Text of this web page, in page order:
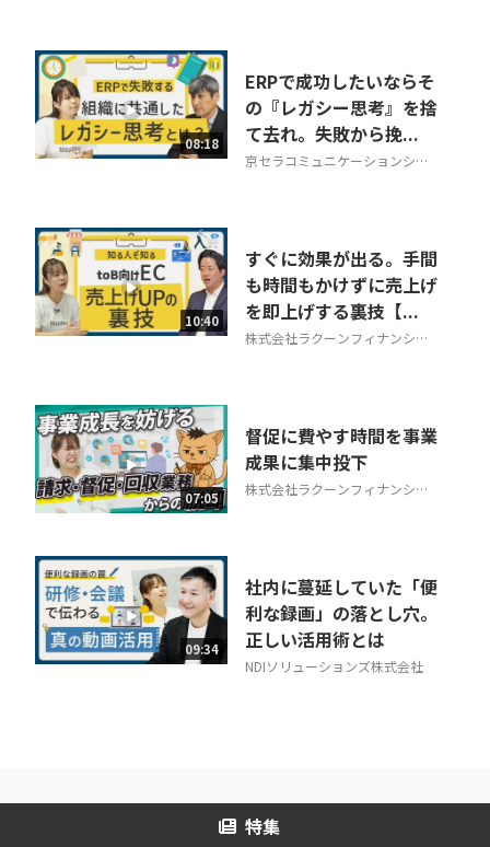
08:18
ERPで成功したいならそ
の『レガシー思考』を捨
て去れ。失敗から挽...
京セラコミュニケーションシス
10:40
すぐに効果が出る。手間
も時間もかけずに売上げ
を即上げする裏技【...
株式会社ラクーンフィナンシャ
07:05
督促に費やす時間を事業
成果に集中投下
株式会社ラクーンフィナンシャ
09:34
社内に蔓延していた「便
利な録画」の落とし穴。
正しい活用術とは
NDIソリューションズ株式会社
特集